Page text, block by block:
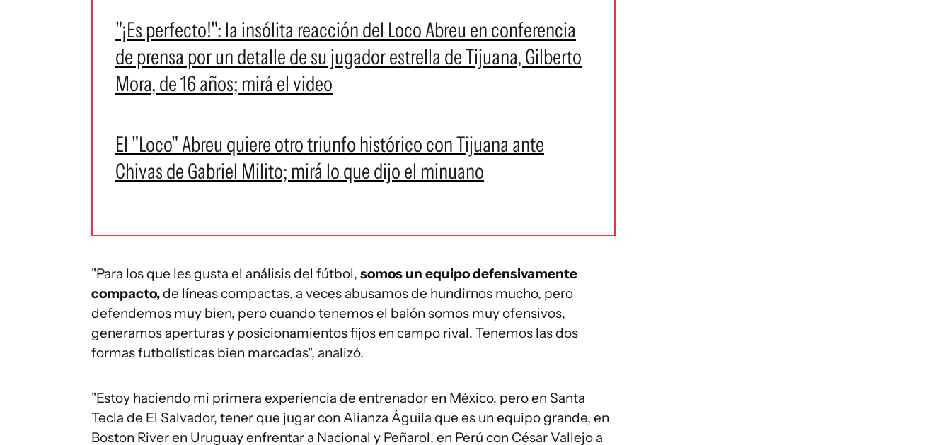
"¡Es perfecto!": la insólita reacción del Loco Abreu en conferencia
de prensa por un detalle de su jugador estrella de Tijuana, Gilberto
Mora, de 16 años; mirá el video
El "Loco" Abreu quiere otro triunfo histórico con Tijuana ante
Chivas de Gabriel Milito; mirá lo que dijo el minuano
"Para los que les gusta el análisis del fútbol, somos un equipo defensivamente
compacto,de líneas compactas, a veces abusamos de hundirnos mucho, pero
defendemos muy bien, pero cuando tenemos el balón somos muy ofensivos,
generamos aperturas y posicionamientos fijos en campo rival. Tenemos las dos
formas futbolísticas bien marcadas", analizó.
"Estoy haciendo mi primera experiencia de entrenador en México, pero en Santa
Tecla de El Salvador, tener que jugar con Alianza Águila que es un equipo grande, en
Boston River en Uruguay enfrentar a Nacional y Peñarol, en Perú con César Vallejo a